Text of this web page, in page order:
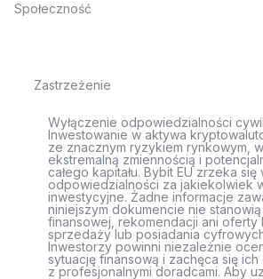
Społeczność
Zastrzeżenie
Wyłączenie odpowiedzialności
Inwestowanie w aktywa
ze znacznym ryzykiem rynkowym,
ekstremalną zmiennością i
całego kapitału. Bybit EU zrzeka się
odpowiedzialności za jakiekolwiek
inwestycyjne. Żadne informacje
niniejszym dokumencie nie
finansowej, rekomendacji ani oferty
sprzedaży lub posiadania
Inwestorzy powinni niezależnie
sytuację finansową i zachęca się
z profesjonalnymi doradcami. Aby